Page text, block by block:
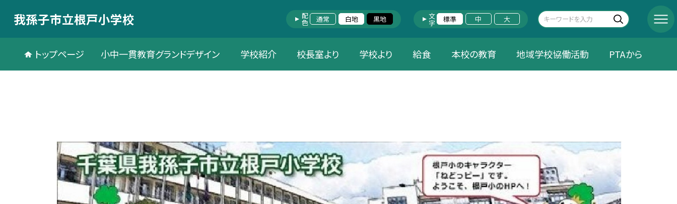
我孫子市立根戸小学校 配色 通常 白地 黒地 文字 標準 中 大
トップページ 小中一貫教育グランドデザイン 学校紹介 校長室より 学校より 給食 本校の教育 地域学校協働活動 PTAから